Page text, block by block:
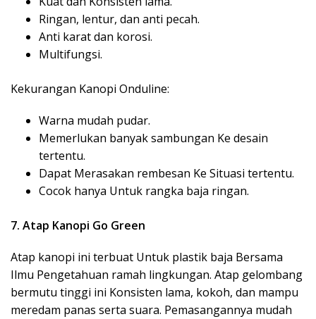
Ringan, lentur, dan anti pecah.
Anti karat dan korosi.
Multifungsi.
Kekurangan Kanopi Onduline:
Warna mudah pudar.
Memerlukan banyak sambungan Ke desain
tertentu.
Dapat Merasakan rembesan Ke Situasi tertentu.
Cocok hanya Untuk rangka baja ringan.
7. Atap Kanopi Go Green
Atap kanopi ini terbuat Untuk plastik baja Bersama
Ilmu Pengetahuan ramah lingkungan. Atap gelombang
bermutu tinggi ini Konsisten lama, kokoh, dan mampu
meredam panas serta suara. Pemasangannya mudah